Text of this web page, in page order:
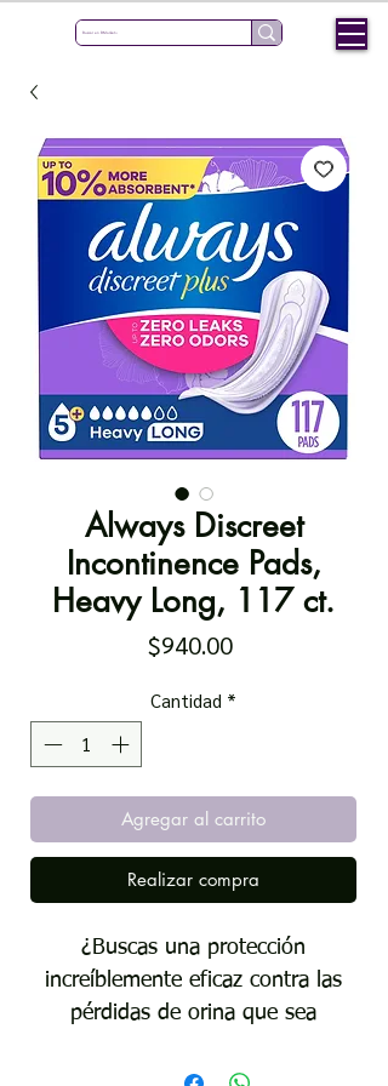
Always Discreet
Incontinence Pads,
Heavy Long, 117 ct.
$940.00Precio
Cantidad *
Agregar al carrito
Realizar compra
¿Buscas una protección
increíblemente eficaz contra las
pérdidas de orina que sea
la ropa? Experimenta una